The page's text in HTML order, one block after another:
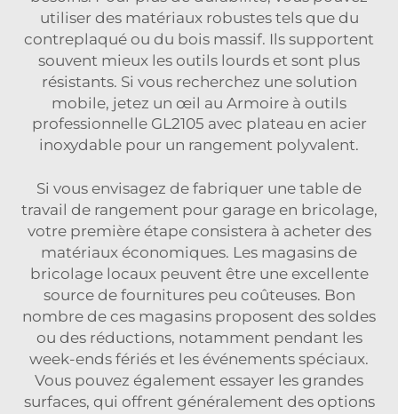
utiliser des matériaux robustes tels que du
contreplaqué ou du bois massif. Ils supportent
souvent mieux les outils lourds et sont plus
résistants. Si vous recherchez une solution
mobile, jetez un œil au Armoire à outils
professionnelle GL2105 avec plateau en acier
inoxydable pour un rangement polyvalent.
Si vous envisagez de fabriquer une table de
travail de rangement pour garage en bricolage,
votre première étape consistera à acheter des
matériaux économiques. Les magasins de
bricolage locaux peuvent être une excellente
source de fournitures peu coûteuses. Bon
nombre de ces magasins proposent des soldes
ou des réductions, notamment pendant les
week-ends fériés et les événements spéciaux.
Vous pouvez également essayer les grandes
surfaces, qui offrent généralement des options